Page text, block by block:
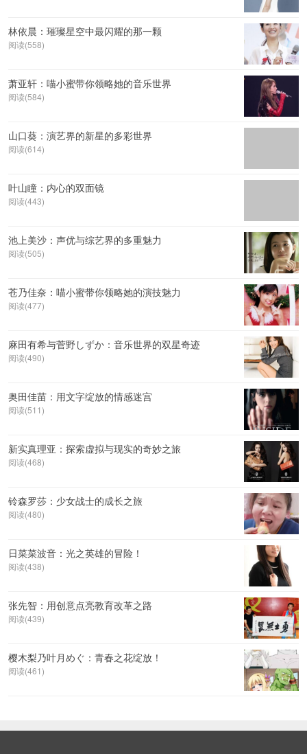
林依晨：璀璨星空中最闪耀的那一颗
阅读(558)
萧亚轩：喵小蜜带你领略她的音乐世界
阅读(584)
山口葵：演艺界的新星的多彩世界
阅读(614)
叶山瞳：内心的双面镜
阅读(443)
池上美沙：声优与综艺界的多重魅力
阅读(505)
苍乃佳奈：喵小蜜带你领略她的演技魅力
阅读(477)
麻田有希与菅野しずか：音乐世界的双星奇迹
阅读(490)
奥田佳苗：用文字绽放的情感迷宫
阅读(511)
新实真理亚：探索虚拟与现实的奇妙之旅
阅读(468)
铃森罗莎：少女战士的成长之旅
阅读(480)
日菜菜波音：光之英雄的冒险！
阅读(438)
张先智：用创意点亮教育改革之路
阅读(439)
樱木梨乃叶月めぐ：青春之花绽放！
阅读(461)